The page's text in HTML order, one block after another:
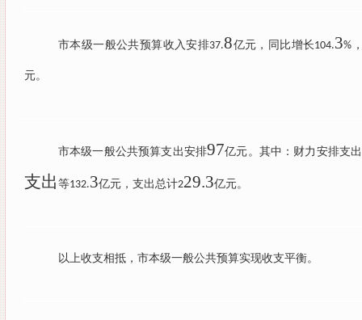
市本级一般公共预算收入安排37.8亿元，同比增长104.3%
元。
市本级一般公共预算支出安排97亿元。其中：财力安排支出
支出 等132.3亿元，支出总计229.3亿元。
以上收支相抵，市本级一般公共预算实现收支平衡。